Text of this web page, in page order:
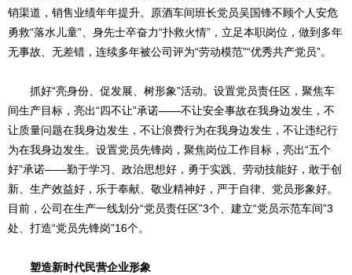
销渠道，销售业绩年年提升。原酒车间班长党员吴国锋不顾个人安危
勇救“落水儿童”、身先士卒奋力“扑救火情”，立足本职岗位，做到多年
无事故、无差错，连续多年被公司评为“劳动模范”“优秀共产党员”。
抓好“亮身份、促发展、树形象”活动。设置党员责任区，聚焦车
间生产目标，亮出“四不让”承诺——不让安全事故在我身边发生，不
让质量问题在我身边发生，不让浪费行为在我身边发生，不让违纪行
为在我身边发生。设置党员先锋岗，聚焦岗位工作目标，亮出“五个
好”承诺——勤于学习、政治思想好，勇于实践、劳动技能好，敢于创
新、生产效益好，乐于奉献、敬业精神好，严于自律、党员形象好。
目前，公司在生产一线划分“党员责任区”3个、建立“党员示范车间”3
处、打造“党员先锋岗”16个。
塑造新时代民营企业形象